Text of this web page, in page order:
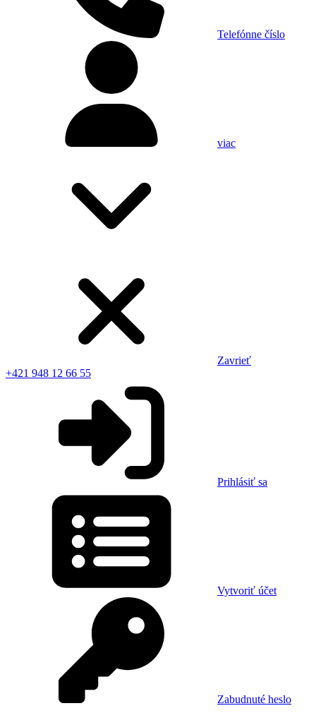
Telefónne číslo
viac
Zavrieť
+421 948 12 66 55
Prihlásiť sa
Vytvoriť účet
Zabudnuté heslo